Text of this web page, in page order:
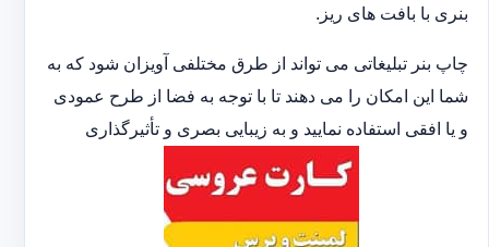
بنری با بافت های ریز.
چاپ بنر تبلیغاتی می تواند از طرق مختلفی آویزان شود که به
شما این امکان را می دهند تا با توجه به فضا از طرح عمودی
و یا افقی استفاده نمایید و به زیبایی بصری و تأثیرگذاری